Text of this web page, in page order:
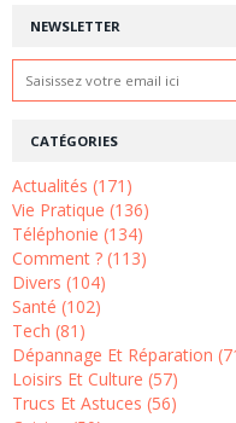
NEWSLETTER
CATÉGORIES
Actualités (171)
Vie Pratique (136)
Téléphonie (134)
Comment ? (113)
Divers (104)
Santé (102)
Tech (81)
Dépannage Et Réparation
Loisirs Et Culture (57)
Trucs Et Astuces (56)